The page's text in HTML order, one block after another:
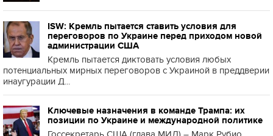
ISW: Кремль пытается ставить условия для
переговоров по Украине перед приходом новой
администрации США
Кремль пытается диктовать условия любых
потенциальных мирных переговоров с Украиной в преддверии
инаугурации Д...
Ключевые назначения в команде Трампа: их
позиции по Украине и международной политике